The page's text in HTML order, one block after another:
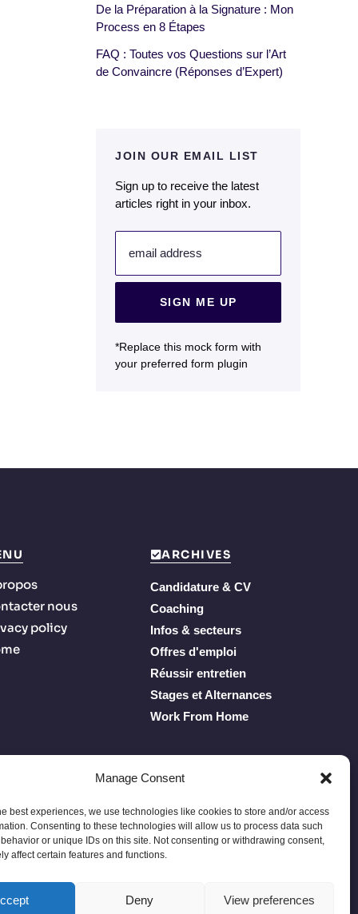
Manage Consent
best experiences, we use technologies like cookies to store and/or access
Consenting to these technologies will allow us to process data such
or unique IDs on this site. Not consenting or withdrawing consent,
affect certain features and functions.
Deny View preferences
De la Préparation à la Signature : Mon
Process en 8 Étapes
FAQ : Toutes vos Questions sur l’Art
de Convaincre (Réponses d’Expert)
JOIN OUR EMAIL LIST
Sign up to receive the latest
articles right in your inbox.
email address
SIGN ME UP
*Replace this mock form with
your preferred form plugin
nous
policy
ARCHIVES
Candidature & CV
Coaching
Infos & secteurs
Offres d'emploi
Réussir entretien
Stages et Alternances
Work From Home
Privacy PolicyTerms of Service